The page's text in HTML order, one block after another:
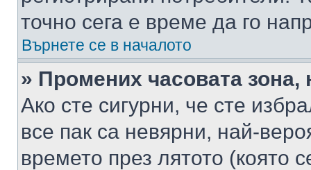
точно сега е време да го
Върнете се в началото
» Промених часовата
Ако сте сигурни, че сте
все пак са невярни, най-
времето през лятото (която